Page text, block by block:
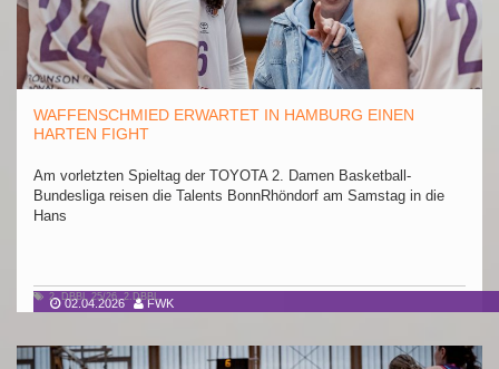
02.04.2026 FWK
WAFFENSCHMIED ERWARTET IN HAMBURG EINEN
HARTEN FIGHT
Am vorletzten Spieltag der TOYOTA 2. Damen Basketball-
Bundesliga reisen die Talents BonnRhöndorf am Samstag in die
Hans
2. DBBL 25/26,2.DBBL